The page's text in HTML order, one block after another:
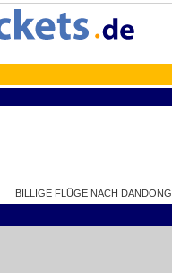
BILLIGE FLÜGE NACH